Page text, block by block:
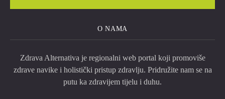
O NAMA
Zdrava Alternativa je regionalni web portal koji promoviše
zdrave navike i holistički pristup zdravlju. Pridružite nam se na
putu ka zdravijem tijelu i duhu.